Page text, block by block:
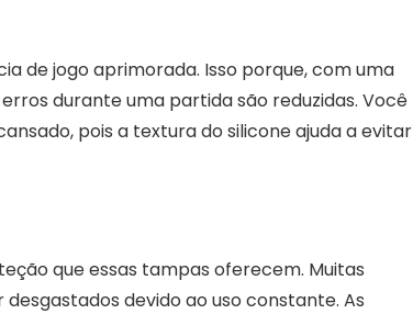
de jogo aprimorada. Isso porque, com uma
durante uma partida são reduzidas. Você
pois a textura do silicone ajuda a evitar
que essas tampas oferecem. Muitas
devido ao uso constante. As